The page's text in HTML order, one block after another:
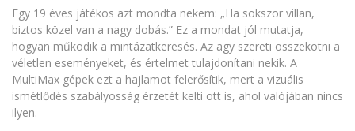
Egy 19 éves játékos azt mondta nekem: „Ha sokszor villan,
biztos közel van a nagy dobás.” Ez a mondat jól mutatja,
hogyan működik a mintázatkeresés. Az agy szereti összekötni a
véletlen eseményeket, és értelmet tulajdonítani nekik. A
MultiMax gépek ezt a hajlamot felerősítik, mert a vizuális
ismétlődés szabályosság érzetét kelti ott is, ahol valójában nincs
ilyen.